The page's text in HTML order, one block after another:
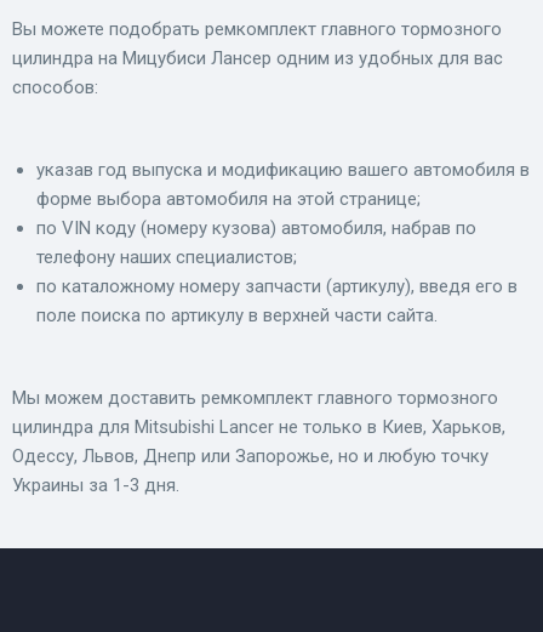
Вы можете подобрать ремкомплект главного тормозного
цилиндра на Мицубиси Лансер одним из удобных для вас
способов:
указав год выпуска и модификацию вашего автомобиля в
форме выбора автомобиля на этой странице;
по VIN коду (номеру кузова) автомобиля, набрав по
телефону наших специалистов;
по каталожному номеру запчасти (артикулу), введя его в
поле поиска по артикулу в верхней части сайта.
Мы можем доставить ремкомплект главного тормозного
цилиндра для Mitsubishi Lancer не только в Киев, Харьков,
Одессу, Львов, Днепр или Запорожье, но и любую точку
Украины за 1-3 дня.